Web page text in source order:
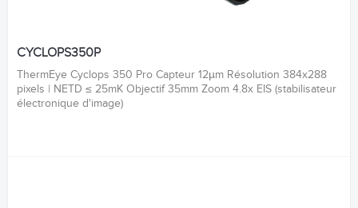
CYCLOPS350P
ThermEye Cyclops 350 Pro Capteur 12µm Résolution 384x288
pixels | NETD ≤ 25mK Objectif 35mm Zoom 4.8x EIS (stabilisateur
électronique d'image)